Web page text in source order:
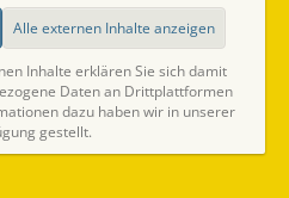
Alle externen Inhalte anzeigen
Inhalte erklären Sie sich damit
Daten an Drittplattformen
dazu haben wir in unserer
gestellt.